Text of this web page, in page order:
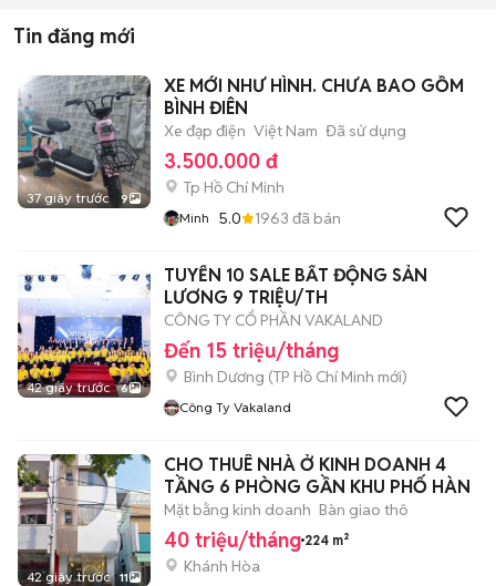
Tin đăng mới
37 giây trước 9
XE MỚI NHƯ HÌNH. CHƯA BAO GỒM
BÌNH ĐIÊN
Xe đạp điện Việt Nam Đã sử dụng
3.500.000 đ
Tp Hồ Chí Minh
Minh 5.0 1963 đã bán
42 giây trước 6
TUYỂN 10 SALE BẤT ĐỘNG SẢN
LƯƠNG 9 TRIỆU/TH
CÔNG TY CỔ PHẦN VAKALAND
Đến 15 triệu/tháng
Bình Dương (TP Hồ Chí Minh mới)
Công Ty Vakaland
42 giây trước 11
CHO THUÊ NHÀ Ở KINH DOANH 4
TẦNG 6 PHÒNG GẦN KHU PHỐ HÀN
Mặt bằng kinh doanh Bàn giao thô
40 triệu/tháng 224 m²
Khánh Hòa